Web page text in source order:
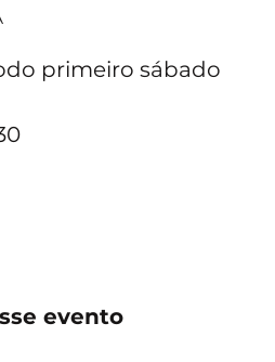
primeiro sábado
evento